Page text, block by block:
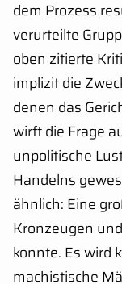
dem Prozess
verurteilte
oben zitierte
implizit die
denen das
wirft die Frage
unpolitische
Handelns
ähnlich: Eine
Kronzeugen
konnte. Es wird
machistische